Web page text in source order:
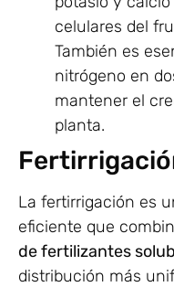
celulares del
También es
nitrógeno en
mantener el
planta.
La fertirrigación es
eficiente que
de fertilizantes
distribución más